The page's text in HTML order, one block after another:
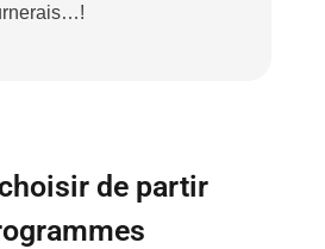
de partir